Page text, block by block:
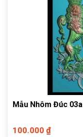
Mẫu Nhôm Đúc 03a
100.000 ₫